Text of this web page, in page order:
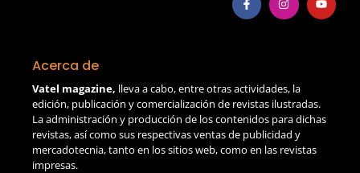
Acerca de
Vatel magazine, lleva a cabo, entre otras actividades, la
edición, publicación y comercialización de revistas ilustradas.
La administración y producción de los contenidos para dichas
revistas, así como sus respectivas ventas de publicidad y
mercadotecnia, tanto en los sitios web, como en las revistas
impresas.